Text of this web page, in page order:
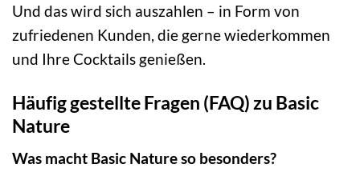
Und das wird sich auszahlen – in Form von
zufriedenen Kunden, die gerne wiederkommen
und Ihre Cocktails genießen.
Häufig gestellte Fragen (FAQ) zu Basic
Nature
Was macht Basic Nature so besonders?